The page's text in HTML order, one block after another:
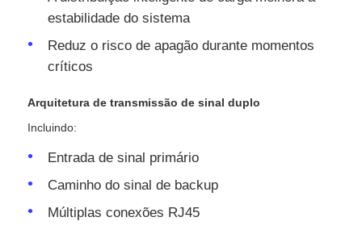
estabilidade do sistema
Reduz o risco de apagão durante momentos
críticos
Arquitetura de transmissão de sinal duplo
Incluindo:
Entrada de sinal primário
Caminho do sinal de backup
Múltiplas conexões RJ45